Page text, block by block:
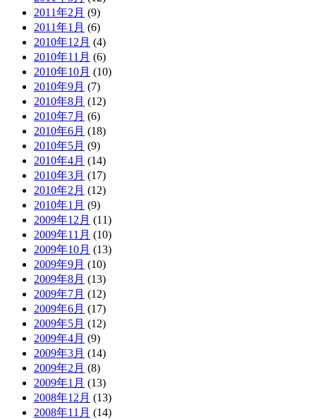
2011年2月 (9)
2011年1月 (6)
2010年12月 (4)
2010年11月 (6)
2010年10月 (10)
2010年9月 (7)
2010年8月 (12)
2010年7月 (6)
2010年6月 (18)
2010年5月 (9)
2010年4月 (14)
2010年3月 (17)
2010年2月 (12)
2010年1月 (9)
2009年12月 (11)
2009年11月 (10)
2009年10月 (13)
2009年9月 (10)
2009年8月 (13)
2009年7月 (12)
2009年6月 (17)
2009年5月 (12)
2009年4月 (9)
2009年3月 (14)
2009年2月 (8)
2009年1月 (13)
2008年12月 (13)
2008年11月 (14)